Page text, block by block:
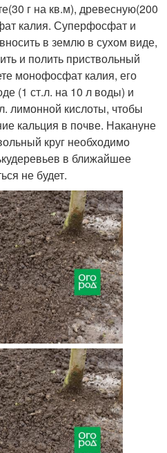
г на кв.м), древесную(200
калия. Суперфосфат и
в землю в сухом виде,
и полить приствольный
монофосфат калия, его
(1 ст.л. на 10 л воды) и
лимонной кислоты, чтобы
кальция в почве. Накануне
круг необходимо
в ближайшее
не будет.